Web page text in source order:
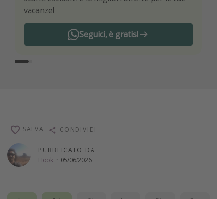
vacanze!
Seguici, è gratis!
PUBBLICATO DA
Hook · 05/06/2026
SALVA CONDIVIDI